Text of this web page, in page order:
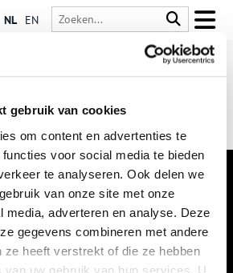
gebruik van cookies
om content en advertenties te
voor social media te bieden
te analyseren. Ook delen we
van onze site met onze
media, adverteren en analyse. Deze
gegevens combineren met andere
ze heeft verstrekt of die ze hebben
uw gebruik van hun services. U
NL EN